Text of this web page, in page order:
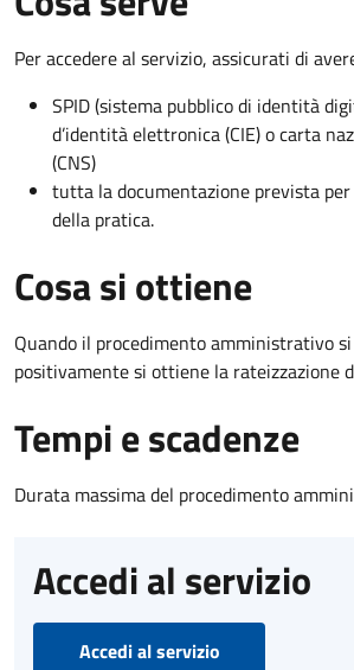
Per accedere al servizio, assicurati di
SPID (sistema pubblico di identità
d’identità elettronica (CIE) o carta
(CNS)
tutta la documentazione prevista
della pratica.
Cosa si ottiene
Quando il procedimento amministrativo
positivamente si ottiene la rateizzazione
Tempi e scadenze
Durata massima del procedimento
Accedi al servizio
Accedi al servizio